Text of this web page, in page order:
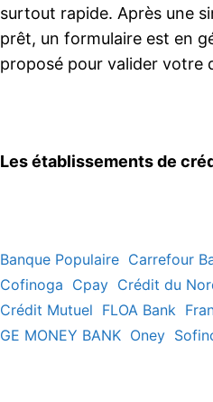
surtout rapide. Après une
prêt, un formulaire est en
proposé pour valider votre
Les établissements de
Banque Populaire Carrefour
Cofinoga Cpay Crédit du
Crédit Mutuel FLOA Bank
GE MONEY BANK Oney